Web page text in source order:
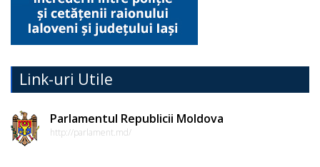
Link-uri Utile
Parlamentul Republicii Moldova
http://parlament.md/